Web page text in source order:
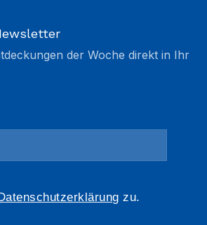
der Woche direkt in Ihr